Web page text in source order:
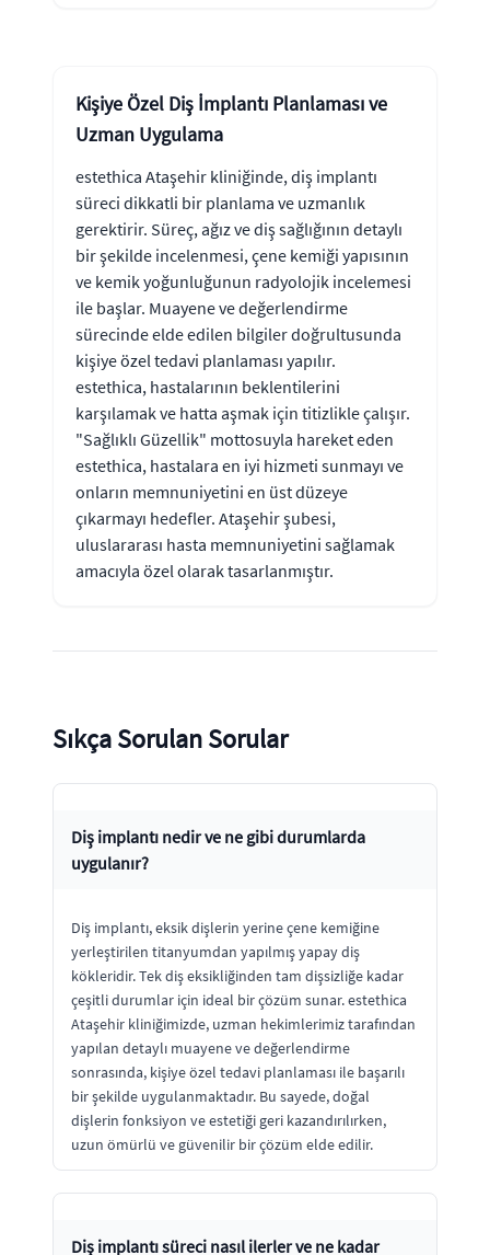
Kişiye Özel Diş İmplantı Planlaması ve
Uzman Uygulama
estethica Ataşehir kliniğinde, diş implantı
süreci dikkatli bir planlama ve uzmanlık
gerektirir. Süreç, ağız ve diş sağlığının detaylı
bir şekilde incelenmesi, çene kemiği yapısının
ve kemik yoğunluğunun radyolojik incelemesi
ile başlar. Muayene ve değerlendirme
sürecinde elde edilen bilgiler doğrultusunda
kişiye özel tedavi planlaması yapılır.
estethica, hastalarının beklentilerini
karşılamak ve hatta aşmak için titizlikle çalışır.
"Sağlıklı Güzellik" mottosuyla hareket eden
estethica, hastalara en iyi hizmeti sunmayı ve
onların memnuniyetini en üst düzeye
çıkarmayı hedefler. Ataşehir şubesi,
uluslararası hasta memnuniyetini sağlamak
amacıyla özel olarak tasarlanmıştır.
Sıkça Sorulan Sorular
Diş implantı nedir ve ne gibi durumlarda
uygulanır?
Diş implantı, eksik dişlerin yerine çene kemiğine
yerleştirilen titanyumdan yapılmış yapay diş
kökleridir. Tek diş eksikliğinden tam dişsizliğe kadar
çeşitli durumlar için ideal bir çözüm sunar. estethica
Ataşehir kliniğimizde, uzman hekimlerimiz tarafından
yapılan detaylı muayene ve değerlendirme
sonrasında, kişiye özel tedavi planlaması ile başarılı
bir şekilde uygulanmaktadır. Bu sayede, doğal
dişlerin fonksiyon ve estetiği geri kazandırılırken,
uzun ömürlü ve güvenilir bir çözüm elde edilir.
Diş implantı süreci nasıl ilerler ve ne kadar